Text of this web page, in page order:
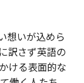
想いが込めら
訳さず英語の
ける表面的な